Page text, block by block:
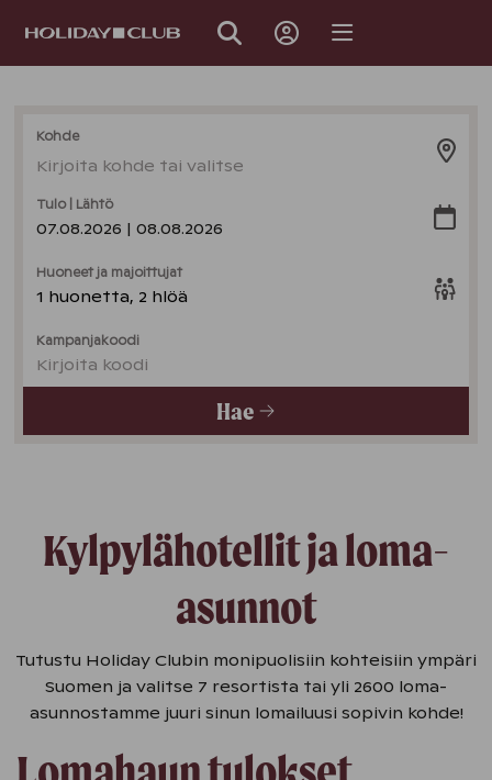
Kohde
Kirjoita kohde tai valitse
Huoneet ja majoittujat
1 huonetta, 2 hlöä
Tulo | Lähtö
07.08.2026 | 08.08.2026
Kampanjakoodi
Kirjoita koodi
Hae
Kylpylähotellit ja loma-
asunnot
Tutustu Holiday Clubin monipuolisiin kohteisiin ympäri
Suomen ja valitse 7 resortista tai yli 2600 loma-
asunnostamme juuri sinun lomailuusi sopivin kohde!